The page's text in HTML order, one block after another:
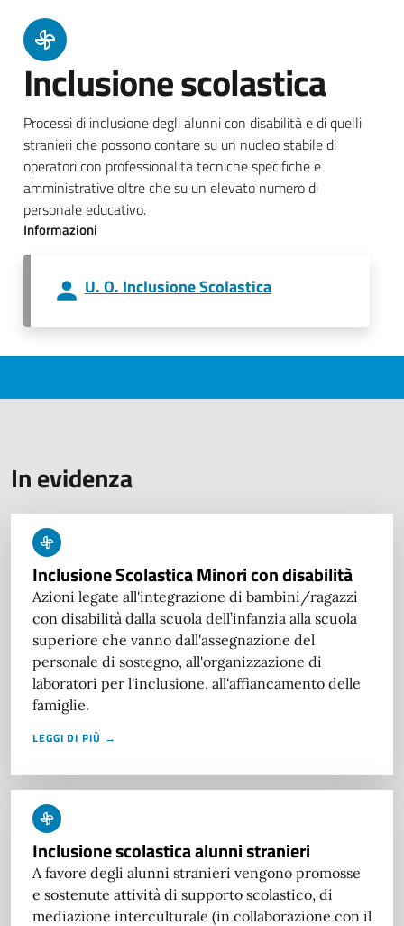
Inclusione scolastica
Processi di inclusione degli alunni con disabilità e di quelli
stranieri che possono contare su un nucleo stabile di
operatori con professionalità tecniche specifiche e
amministrative oltre che su un elevato numero di
personale educativo.
Informazioni
U. O. Inclusione Scolastica
In evidenza
Inclusione Scolastica Minori con disabilità
Azioni legate all'integrazione di bambini/ragazzi
con disabilità dalla scuola dell’infanzia alla scuola
superiore che vanno dall'assegnazione del
personale di sostegno, all'organizzazione di
laboratori per l'inclusione, all'affiancamento delle
famiglie.
LEGGI DI PIÙ →
Inclusione scolastica alunni stranieri
A favore degli alunni stranieri vengono promosse
e sostenute attività di supporto scolastico, di
mediazione interculturale (in collaborazione con il